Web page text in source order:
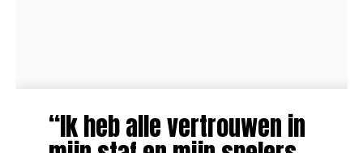
“Ik heb alle vertrouwen in